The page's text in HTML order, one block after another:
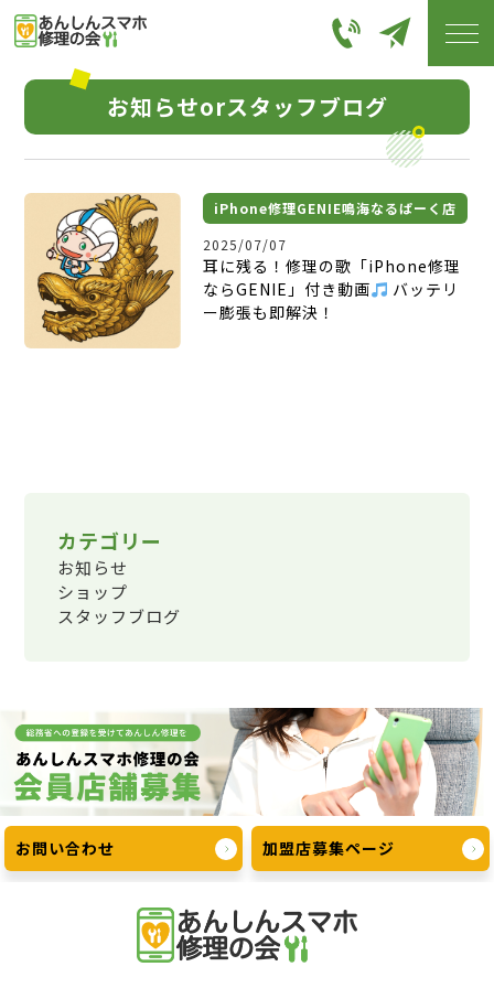
お知らせorスタッフブログ
iPhone修理GENIE鳴海なるぱーく店
2025/07/07
耳に残る！修理の歌「iPhone修理
ならGENIE」付き動画
バッテリ
ー膨張も即解決！
カテゴリー
お知らせ
ショップ
スタッフブログ
お問い合わせ 加盟店募集ページ